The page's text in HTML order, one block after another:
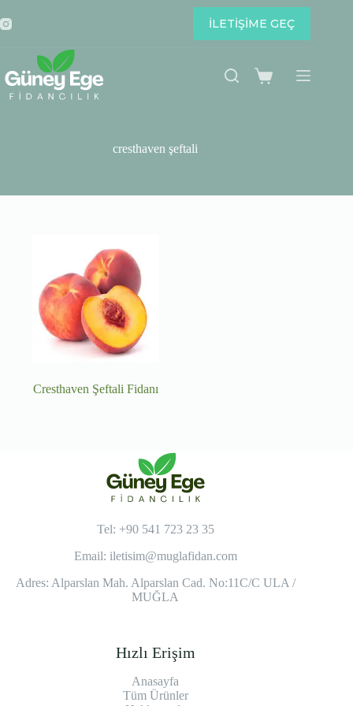
to
content
İLETİŞİME GEÇ
Shopping
cresthaven şeftali
Cresthaven Şeftali Fidanı
Tel: +90 541 723 23 35
Email: iletisim@muglafidan.com
Adres: Alparslan Mah. Alparslan Cad. No:11C/C ULA /
MUĞLA
Hızlı Erişim
Anasayfa
Tüm Ürünler